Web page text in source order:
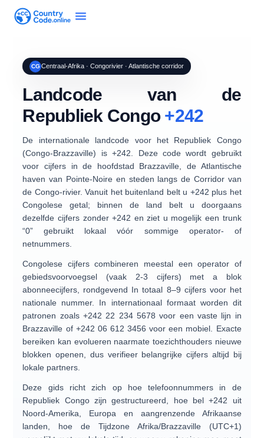
CG Centraal-Afrika · Congorivier · Atlantische corridor
Landcode van de
Republiek Congo +242
De internationale landcode voor het Republiek Congo
(Congo-Brazzaville) is+242 . Deze code wordt gebruikt
voor cijfers in de hoofdstad Brazzaville , de Atlantische
haven van Pointe-Noireen steden langs de Corridor van
de Congo-rivier. Vanuit het buitenland belt u +242 plus het
Congolese getal; binnen de land belt u doorgaans
dezelfde cijfers zonder +242 en ziet u mogelijk een trunk
“0” gebruikt lokaal vóór sommige operator- of
netnummers.
Congolese cijfers combineren meestal eenoperator of
gebiedsvoorvoegsel (vaak 2-3 cijfers) met a blok
abonneecijfers, rondgevend In totaal 8–9 cijfersvoor het
nationale nummer. In internationaal formaat worden dit
patronen zoals+242 22 234 5678 voor een vaste lijn in
Brazzaville of +242 06 612 3456 voor een mobiel. Exacte
bereiken kan evolueren naarmate toezichthouders nieuwe
blokken openen, dus verifieer belangrijke cijfers altijd bij
lokale partners.
Deze gids richt zich op hoe telefoonnummers in de
Republiek Congo zijn gestructureerd , hoe bel +242 uit
Noord-Amerika, Europa en aangrenzende Afrikaanse
landen, hoe de Tijdzone Afrika/Brazzaville (UTC+1)